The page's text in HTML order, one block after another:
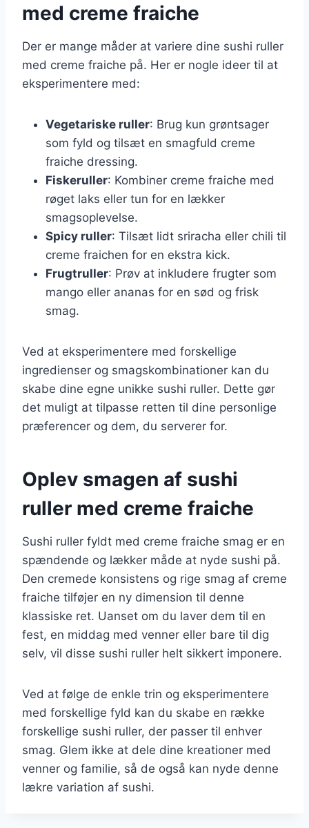
med creme fraiche
Der er mange måder at variere dine sushi ruller
med creme fraiche på. Her er nogle ideer til at
eksperimentere med:
Vegetariske ruller: Brug kun grøntsager
som fyld og tilsæt en smagfuld creme
fraiche dressing.
Fiskeruller: Kombiner creme fraiche med
røget laks eller tun for en lækker
smagsoplevelse.
Spicy ruller: Tilsæt lidt sriracha eller chili til
creme fraichen for en ekstra kick.
Frugtruller: Prøv at inkludere frugter som
mango eller ananas for en sød og frisk
smag.
Ved at eksperimentere med forskellige
ingredienser og smagskombinationer kan du
skabe dine egne unikke sushi ruller. Dette gør
det muligt at tilpasse retten til dine personlige
præferencer og dem, du serverer for.
Oplev smagen af sushi
ruller med creme fraiche
Sushi ruller fyldt med creme fraiche smag er en
spændende og lækker måde at nyde sushi på.
Den cremede konsistens og rige smag af creme
fraiche tilføjer en ny dimension til denne
klassiske ret. Uanset om du laver dem til en
fest, en middag med venner eller bare til dig
selv, vil disse sushi ruller helt sikkert imponere.
Ved at følge de enkle trin og eksperimentere
med forskellige fyld kan du skabe en række
forskellige sushi ruller, der passer til enhver
smag. Glem ikke at dele dine kreationer med
venner og familie, så de også kan nyde denne
lækre variation af sushi.